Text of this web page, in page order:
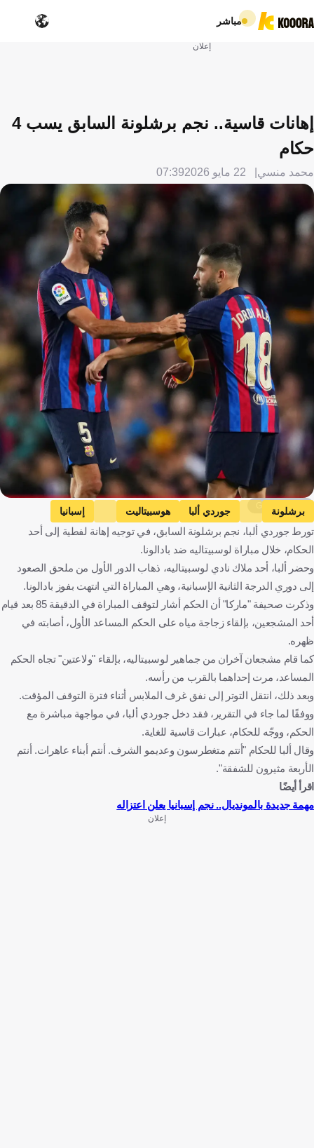
مباشر
إعلان
إهانات قاسية.. نجم برشلونة السابق يسب 4
حكام
محمد منسي 22 مايو 2026 07:39
Getty Images
برشلونة جوردي ألبا هوسبيتاليت
إسبانيا
كرة قدم
تورط جوردي ألبا، نجم برشلونة السابق، في توجيه إهانة لفطية إلى أحد
الحكام، خلال مباراة لوسبيتاليه ضد بادالونا.
وحضر ألبا، أحد ملاك نادي لوسبيتاليه، ذهاب الدور الأول من ملحق الصعود
إلى دوري الدرجة الثانية الإسبانية، وهي المباراة التي انتهت بفوز بادالونا.
وذكرت صحيفة "ماركا" أن الحكم أشار لتوقف المباراة في الدقيقة 85 بعد قيام
أحد المشجعين، بإلقاء زجاجة مياه على الحكم المساعد الأول، أصابته في
ظهره.
كما قام مشجعان آخران من جماهير لوسبيتاليه، بإلقاء "ولاعتين" تجاه الحكم
المساعد، مرت إحداهما بالقرب من رأسه.
وبعد ذلك، انتقل التوتر إلى نفق غرف الملابس أثناء فترة التوقف المؤقت.
ووفقًا لما جاء في التقرير، فقد دخل جوردي ألبا، في مواجهة مباشرة مع
الحكم، ووجّه للحكام، عبارات قاسية للغاية.
وقال ألبا للحكام "أنتم متغطرسون وعديمو الشرف. أنتم أبناء عاهرات. أنتم
الأربعة مثيرون للشفقة".
اقرأ أيضًا
مهمة جديدة بالمونديال.. نجم إسبانيا يعلن اعتزاله
إعلان